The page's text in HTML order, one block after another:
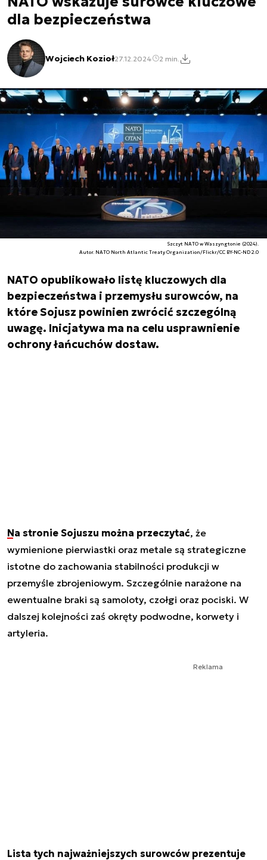
dla bezpieczeństwa
Wojciech Kozioł27.12.2024 2 min.
Szczyt NATO w Waszyngtonie (2024).
Autor. NATO North Atlantic Treaty Organization/Flickr/CC BY-NC-ND 2.0
NATO opublikowało listę kluczowych dla
bezpieczeństwa i przemysłu surowców, na
które Sojusz powinien zwrócić szczególną
uwagę. Inicjatywa ma na celu usprawnienie
ochrony łańcuchów dostaw.
Na stronie Sojuszu można przeczytać, że
wymienione pierwiastki oraz metale są strategiczne
istotne do zachowania stabilności produkcji w
przemyśle zbrojeniowym. Szczególnie narażone na
ewentualne braki są samoloty, czołgi oraz pociski. W
dalszej kolejności zaś okręty podwodne, korwety i
artyleria.
Reklama
Lista tych najważniejszych surowców prezentuje